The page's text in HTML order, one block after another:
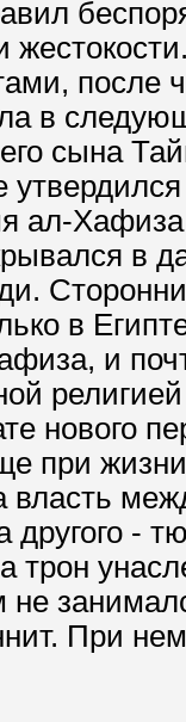
после
в
сына
Хафиза.
в
в
и
нового
при жизни
власть
-
трон
При